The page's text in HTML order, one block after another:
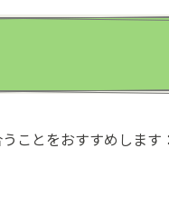
ことをおすすめします：